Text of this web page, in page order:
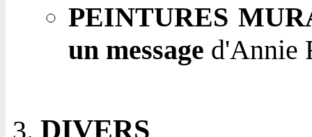
PEINTURES
un message d'Annie
DIVERS